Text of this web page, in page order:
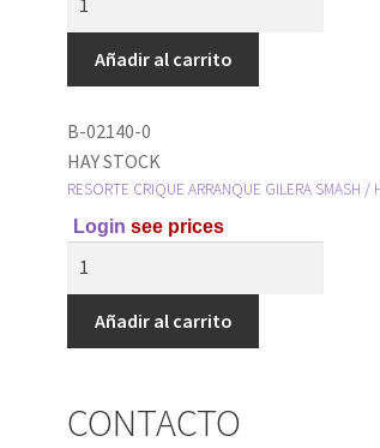
Añadir al carrito
B-02140-0
HAY STOCK
RESORTE CRIQUE ARRANQUE GILERA SMASH
Login see prices
Añadir al carrito
CONTACTO